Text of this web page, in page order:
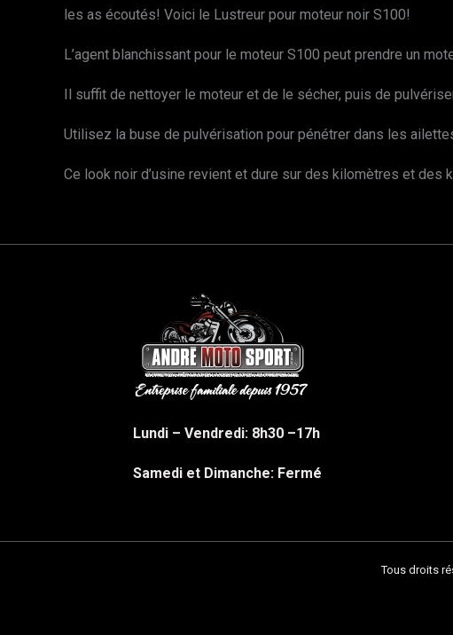
les as écoutés! Voici le Lustreur pour moteur noir S100!
L’agent blanchissant pour le moteur S100 peut prendre un
Il suffit de nettoyer le moteur et de le sécher, puis de
Utilisez la buse de pulvérisation pour pénétrer dans les
Ce look noir d’usine revient et dure sur des kilomètres et
Lundi – Vendredi: 8h30 –17h
Samedi et Dimanche: Fermé
Tous droits